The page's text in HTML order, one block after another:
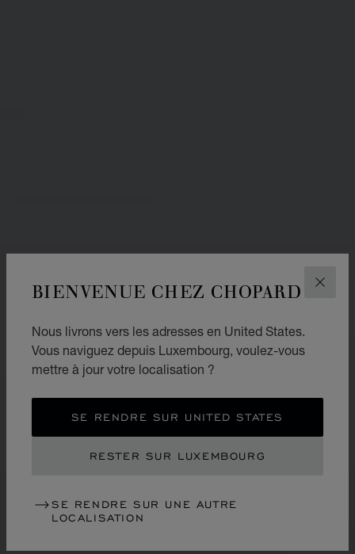
BIENVENUE CHEZ CHOPARD
Nous livrons vers les adresses en United States.
Vous naviguez depuis Luxembourg, voulez-vous
mettre à jour votre localisation ?
SE RENDRE SUR UNITED STATES
RESTER SUR LUXEMBOURG
SE RENDRE SUR UNE AUTRE
LOCALISATION